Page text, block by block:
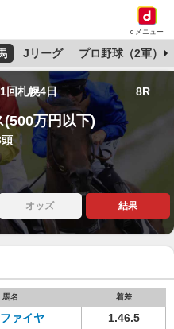
dメニュー
Jリーグ プロ野球（2軍）
回札幌4日 8R
万円以下)
オッズ 結果
馬名 着差
ァイヤ
1.46.5